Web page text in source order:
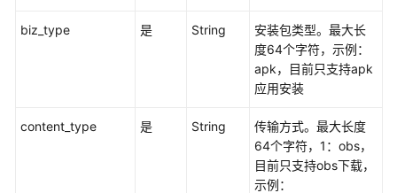
权
biz_type 是 String
安装包类型。最大长
度64个字符，示例：
apk，目前只支持apk
应用安装
content_type 是 String
传输方式。最大长度
64个字符，1：obs，
目前只支持obs下载，
示例：